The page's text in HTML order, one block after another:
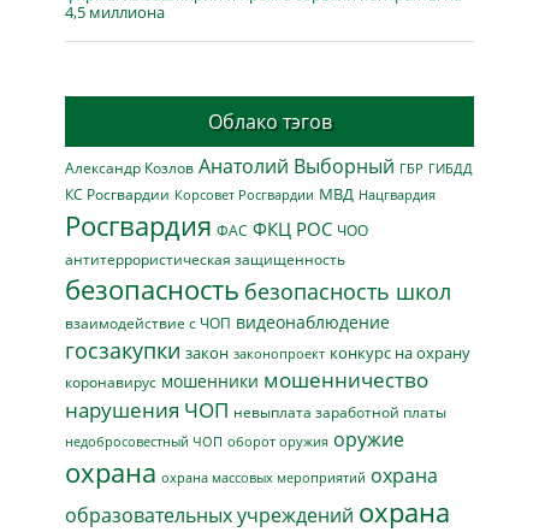
4,5 миллиона
Облако тэгов
Александр Козлов Анатолий Выборный ГБР ГИБДД
КС Росгвардии Корсовет Росгвардии МВД Нацгвардия
Росгвардия ФАС ФКЦ РОС ЧОО
антитеррористическая защищенность
безопасность безопасность школ
взаимодействие с ЧОП видеонаблюдение
госзакупки закон законопроект конкурс на охрану
коронавирус мошенники мошенничество
нарушения ЧОП невыплата заработной платы
недобросовестный ЧОП оборот оружия оружие
охрана охрана массовых мероприятий охрана
образовательных учреждений охрана